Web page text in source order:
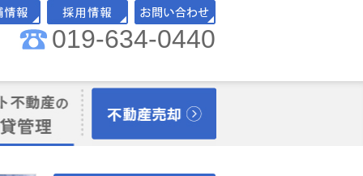
報 採用情報 お問い合わせ
019-634-0440